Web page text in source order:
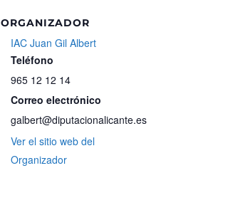
ORGANIZADOR
IAC Juan Gil Albert
Teléfono
965 12 12 14
Correo electrónico
galbert@diputacionalicante.es
Ver el sitio web del
Organizador